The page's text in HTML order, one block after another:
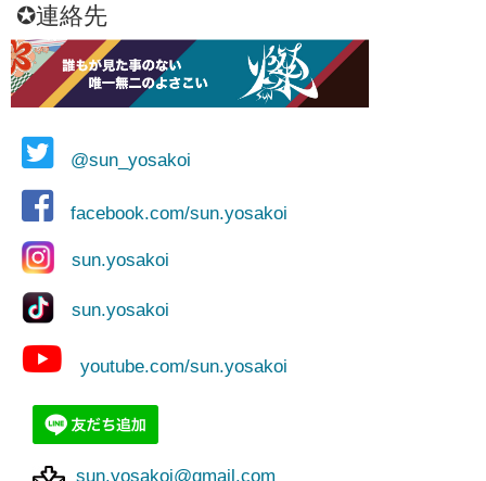
✪連絡先
@sun_yosakoi
facebook.com/sun.yosakoi
sun.yosakoi
sun.yosakoi
youtube.com/sun.yosakoi
sun.yosakoi@gmail.com